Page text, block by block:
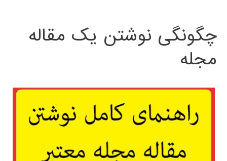
چگونگی نوشتن یک مقاله
مجله